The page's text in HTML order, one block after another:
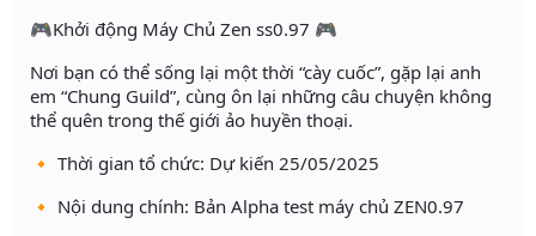
🎮Khởi động Máy Chủ Zen ss0.97 🎮
Nơi bạn có thể sống lại một thời “cày cuốc”, gặp lại anh
em “Chung Guild”, cùng ôn lại những câu chuyện không
thể quên trong thế giới ảo huyền thoại.
🔸 Thời gian tổ chức: Dự kiến 25/05/2025
🔸 Nội dung chính: Bản Alpha test máy chủ ZEN0.97